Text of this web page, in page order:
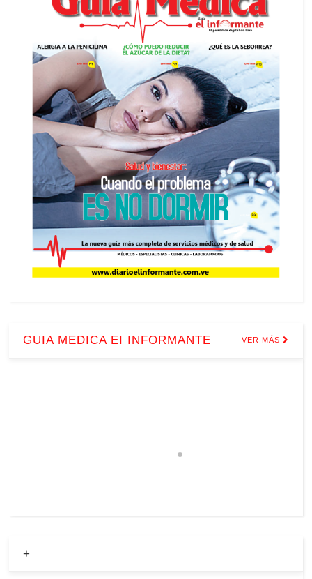
GUIA MEDICA EI INFORMANTE VER MÁS
+